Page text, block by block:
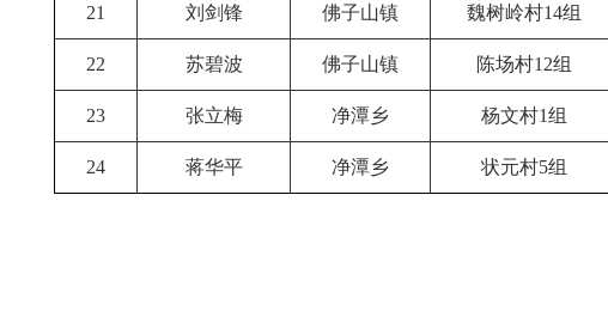
21 刘剑锋 佛子山镇 魏树岭村14组
22 苏碧波 佛子山镇 陈场村12组
23 张立梅 净潭乡 杨文村1组
24 蒋华平 净潭乡 状元村5组